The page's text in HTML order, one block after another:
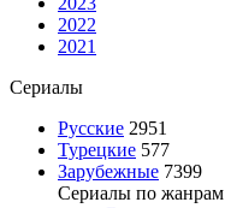
2022
2021
Сериалы
Русские 2951
Турецкие 577
Зарубежные 7399
Сериалы по жанрам